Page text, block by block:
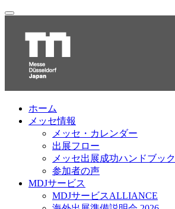
ホーム
メッセ情報
メッセ・カレンダー
出展フロー
メッセ出展成功ハンドブック
参加者の声
MDJサービス
MDJサービスALLIANCE